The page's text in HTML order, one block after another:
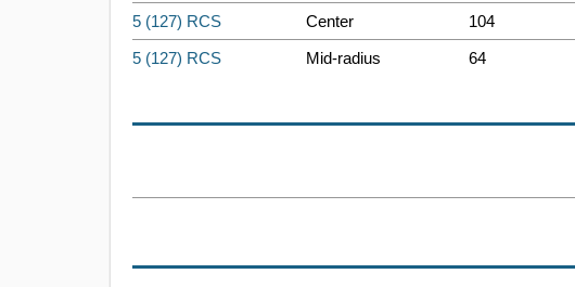
5 (127) RCS
Center 104
5 (127) RCS
Mid-radius 64